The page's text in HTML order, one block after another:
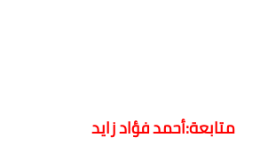
متابعة:أحمد فؤاد زايد